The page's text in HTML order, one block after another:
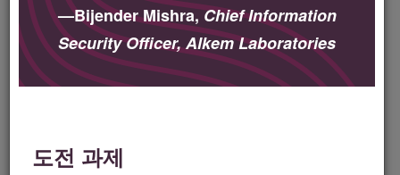
—Bijender Mishra,Chief Information
Security Officer, Alkem Laboratories
도전 과제
Filter
by
Location
Search
by